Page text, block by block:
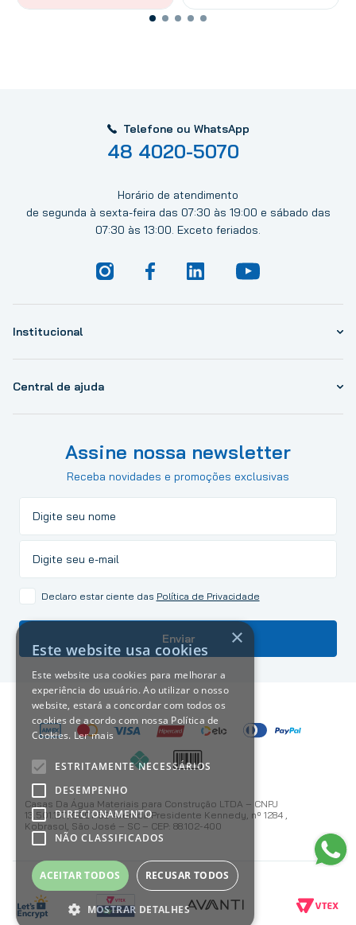
Telefone ou WhatsApp
48 4020-5070
Horário de atendimento
de segunda à sexta-feira das 07:30 às 19:00 e sábado das
07:30 às 13:00. Exceto feriados.
Institucional
Central de ajuda
Assine nossa newsletter
Receba novidades e promoções exclusivas
Declaro estar ciente das Política de Privacidade
Enviar
Casas Da Água Materiais para Construção LTDA – CNPJ
13.501.187/0001-59 Avenida Presidente Kennedy, nº 1284 ,
Kobrasol, São José – SC – CEP: 88.102-400
×
Este website usa cookies
Este website usa cookies para melhorar a
experiência do usuário. Ao utilizar o nosso
website, estará a concordar com todos os
cookies de acordo com nossa Política de
Cookies. Ler mais
ESTRITAMENTE NECESSÁRIOS
DESEMPENHO
DIRECIONAMENTO
NÃO CLASSIFICADOS
ACEITAR TODOS RECUSAR TODOS
MOSTRAR DETALHES